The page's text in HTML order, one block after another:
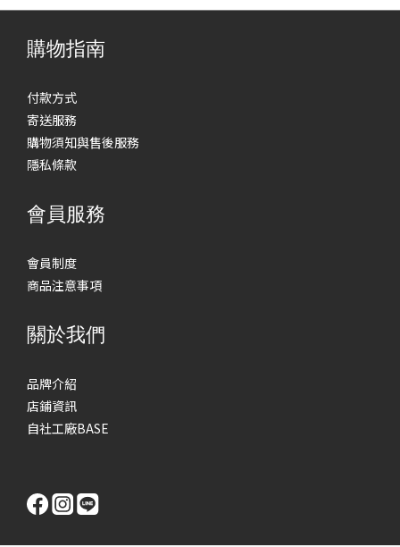
2024-2025 AUTUMN &
購物指南
付款方式
寄送服務
購物須知與售後服務
隱私條款
會員服務
會員制度
商品注意事項
關於我們
品牌介紹
店鋪資訊
自社工廠BASE